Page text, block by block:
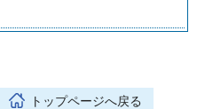
トップページへ戻る